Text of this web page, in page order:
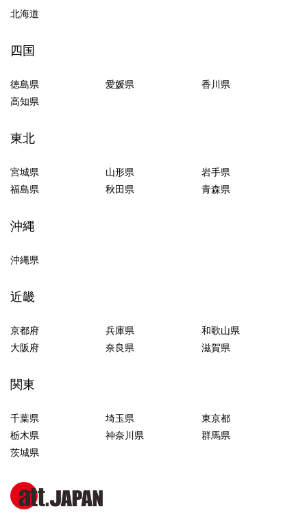
北海道
四国
徳島県 愛媛県
香川県
高知県
東北
宮城県 山形県
岩手県
福島県
秋田県 青森県
沖縄
沖縄県
近畿
京都府 兵庫県
和歌山県
大阪府
奈良県 滋賀県
関東
千葉県 埼玉県
東京都
栃木県
神奈川県
群馬県
茨城県